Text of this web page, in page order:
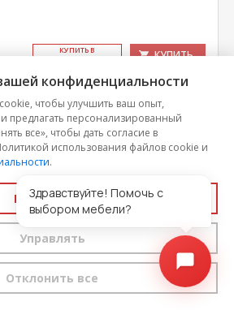
КУ­ПИТЬ В
КУПИТЬ
конфиденциальности
чтобы улучшить ваш опыт,
предлагать персонализированный
все», чтобы дать согласие в
использования файлов cookie и
.
Принять все
Управлять
Отклонить все
Здравствуйте! Помочь с
выбором мебели?